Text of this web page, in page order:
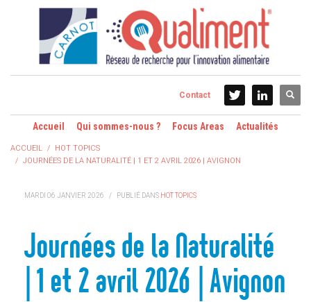
Contact
Accueil Qui sommes-nous ? Focus Areas Actualités
ACCUEIL
HOT TOPICS
JOURNÉES DE LA NATURALITÉ | 1 ET 2 AVRIL 2026 | AVIGNON
MARDI 06 JANVIER 2026 / PUBLIÉ DANS HOT TOPICS
Journées de la Naturalité
| 1 et 2 avril 2026 | Avignon